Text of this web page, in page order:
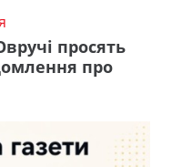
просять
про